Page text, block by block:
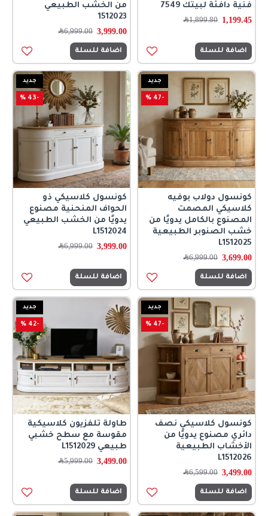
فنية دافئة لبيتك 7549
1,199.45
1,899.80﷼
اضافة للسلة
من الخشب الطبيعي
1512023
3,999.00
6,999.00﷼
اضافة للسلة
جديد
-47 %
كونسول دولاب بوفيه
كلاسيكي المصمت
المصنوع بالكامل يدويًا من
خشب الصنوبر الطبيعية
L1512025
3,699.00
6,999.00﷼
اضافة للسلة
جديد
-43 %
كونسول كلاسيكي ذو
الحواف المنحنية مصنوع
يدويًا من الخشب الطبيعي
L1512024
3,999.00
6,999.00﷼
اضافة للسلة
جديد
-47 %
كونسول كلاسيكي نصف
دائري مصنوع يدويًا من
الأخشاب الطبيعية
L1512026
3,499.00
6,599.00﷼
اضافة للسلة
جديد
-42 %
طاولة تلفزيون كلاسيكية
مقوسة مع سطح خشبي
طبيعي L1512029
3,499.00
5,999.00﷼
اضافة للسلة